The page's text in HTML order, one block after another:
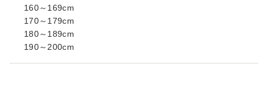
160～169cm
170～179cm
180～189cm
190～200cm